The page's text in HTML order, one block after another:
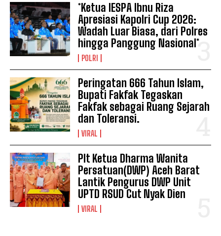
*Ketua IESPA Ibnu Riza
Apresiasi Kapolri Cup 2026:
Wadah Luar Biasa, dari Polres
hingga Panggung Nasional*
POLRI
Peringatan 666 Tahun Islam,
Bupati Fakfak Tegaskan
Fakfak sebagai Ruang Sejarah
dan Toleransi.
VIRAL
Plt Ketua Dharma Wanita
Persatuan(DWP) Aceh Barat
Lantik Pengurus DWP Unit
UPTD RSUD Cut Nyak Dien
VIRAL